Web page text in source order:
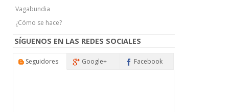
Vagabundia
¿Cómo se hace?
SÍGUENOS EN LAS REDES SOCIALES
Seguidores Google+ Facebook